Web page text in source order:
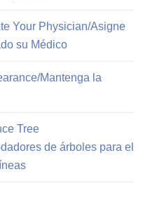
Your Physician/Asigne
su Médico
Mantenga la
Tree
de árboles para el